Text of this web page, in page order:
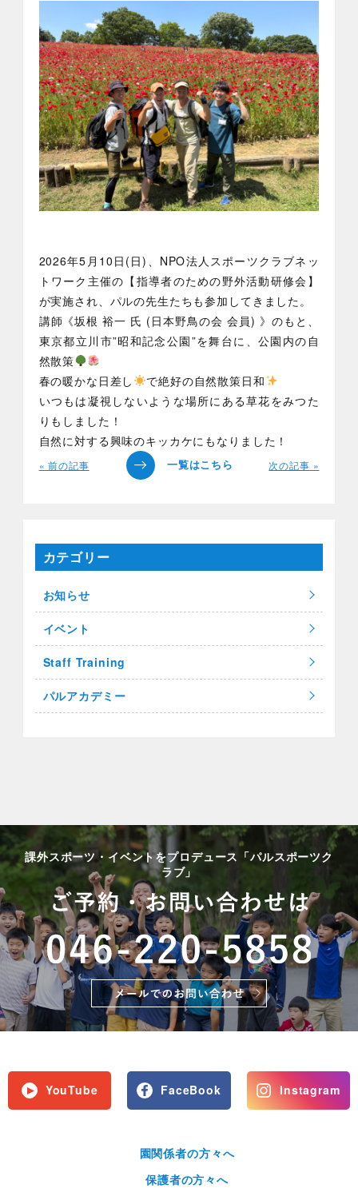
2026年5月10日(日)、NPO法人スポーツクラブネッ
トワーク主催の【指導者のための野外活動研修会】
が実施され、パルの先生たちも参加してきました。
講師《坂根 裕一 氏 (日本野鳥の会 会員) 》のもと、
東京都立川市”昭和記念公園”を舞台に、公園内の自
然散策
春の暖かな日差し
で絶好の自然散策日和
いつもは凝視しないような場所にある草花をみつた
りもしました！
自然に対する興味のキッカケにもなりました！
« 前の記事 次の記事 »
カテゴリー
お知らせ
イベント
Staff Training
パルアカデミー
課外スポーツ・イベントをプロデュース「パルスポーツク
ラブ」
YouTube FaceBook Instagram
園関係者の方々へ
保護者の方々へ